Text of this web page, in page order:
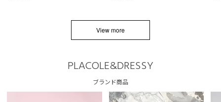
View more
PLACOLE&DRESSY
ブランド商品